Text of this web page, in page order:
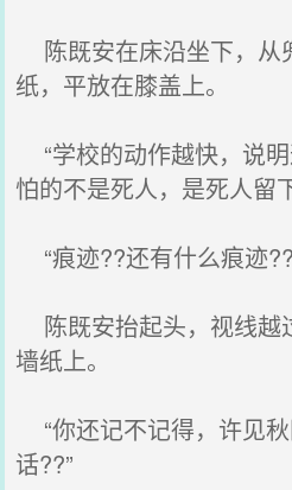
陈既安在床沿坐下，从
纸，平放在膝盖上。
“学校的动作越快，说
怕的不是死人，是死人留
“痕迹??还有什么痕迹
陈既安抬起头，视线越
墙纸上。
“你还记不记得，许见
话??”